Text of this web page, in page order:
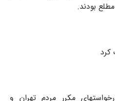
بودند.
کرد
مکرر مردم تهران و